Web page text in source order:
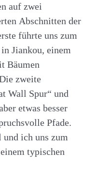
auf zwei
Abschnitten der
führte uns zum
Jiankou, einem
Bäumen
zweite
Wall Spur“ und
etwas besser
Pfade.
ich uns zum
typischen